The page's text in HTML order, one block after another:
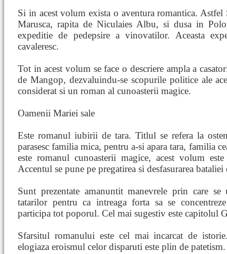
Si in acest volum exista o aventura romantica. Astfel
Marusca, rapita de Niculaies Albu, si dusa in
expeditie de pedepsire a vinovatilor. Aceasta
cavaleresc.
Tot in acest volum se face o descriere ampla a
de Mangop, dezvaluindu-se scopurile politice ale
considerat si un roman al cunoasterii magice.
Oamenii Mariei sale
Este romanul iubirii de tara. Titlul se refera la
parasesc familia mica, pentru a-si apara tara, familia
este romanul cunoasterii magice, acest volum
Accentul se pune pe pregatirea si desfasurarea
Sunt prezentate amanuntit manevrele prin care se
tatarilor pentru ca intreaga forta sa se
participa tot poporul. Cel mai sugestiv este capitolul
Sfarsitul romanului este cel mai incarcat de
elogiaza eroismul celor disparuti este plin de patetism.